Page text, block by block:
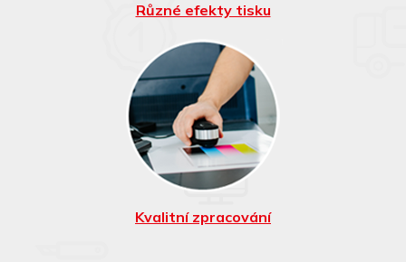
Různé efekty tisku
Nejmodernější
tiskařské, skládací a
vázací stroje
Kvalitní zpracování